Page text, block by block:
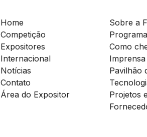
Home
Competição
Expositores
Internacional
Notícias
Contato
Área do Expositor
Sobre a
Como
Imprensa
Pavilhão
Projetos